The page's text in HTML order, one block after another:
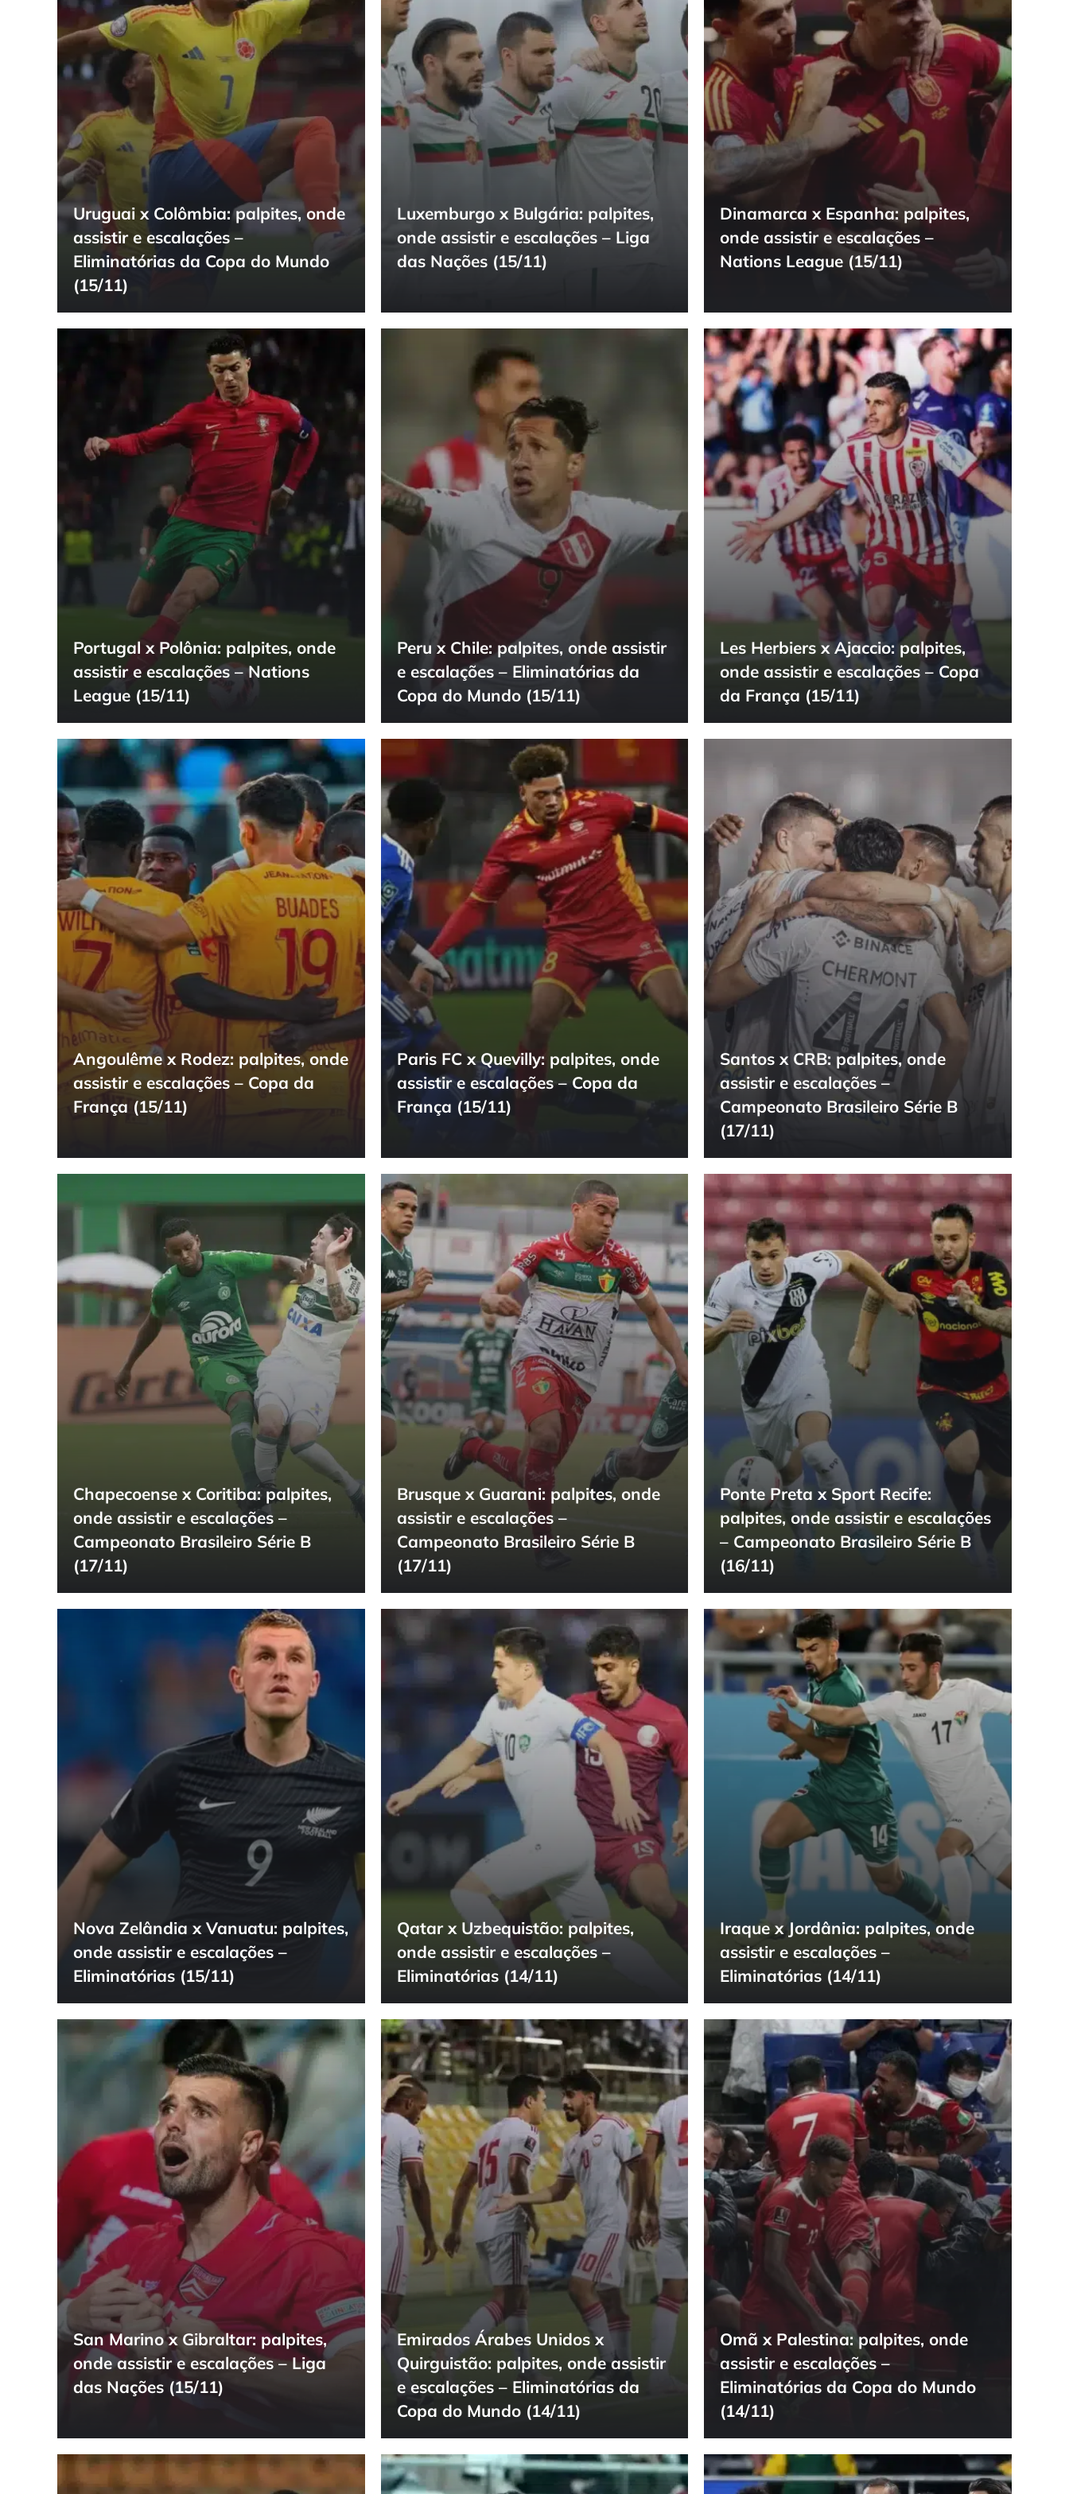
Uruguai x Colômbia: palpites, onde
assistir e escalações –
Eliminatórias da Copa do Mundo
(15/11)
Luxemburgo x Bulgária: palpites,
onde assistir e escalações – Liga
das Nações (15/11)
Dinamarca x Espanha: palpites,
onde assistir e escalações –
Nations League (15/11)
Portugal x Polônia: palpites, onde
assistir e escalações – Nations
League (15/11)
Peru x Chile: palpites, onde assistir
e escalações – Eliminatórias da
Copa do Mundo (15/11)
Les Herbiers x Ajaccio: palpites,
onde assistir e escalações – Copa
da França (15/11)
Angoulême x Rodez: palpites, onde
assistir e escalações – Copa da
França (15/11)
Paris FC x Quevilly: palpites, onde
assistir e escalações – Copa da
França (15/11)
Santos x CRB: palpites, onde
assistir e escalações –
Campeonato Brasileiro Série B
(17/11)
Chapecoense x Coritiba: palpites,
onde assistir e escalações –
Campeonato Brasileiro Série B
(17/11)
Brusque x Guarani: palpites, onde
assistir e escalações –
Campeonato Brasileiro Série B
(17/11)
Ponte Preta x Sport Recife:
palpites, onde assistir e escalações
– Campeonato Brasileiro Série B
(16/11)
Nova Zelândia x Vanuatu: palpites,
onde assistir e escalações –
Eliminatórias (15/11)
Qatar x Uzbequistão: palpites,
onde assistir e escalações –
Eliminatórias (14/11)
Iraque x Jordânia: palpites, onde
assistir e escalações –
Eliminatórias (14/11)
San Marino x Gibraltar: palpites,
onde assistir e escalações – Liga
das Nações (15/11)
Emirados Árabes Unidos x
Quirguistão: palpites, onde assistir
e escalações – Eliminatórias da
Copa do Mundo (14/11)
Omã x Palestina: palpites, onde
assistir e escalações –
Eliminatórias da Copa do Mundo
(14/11)